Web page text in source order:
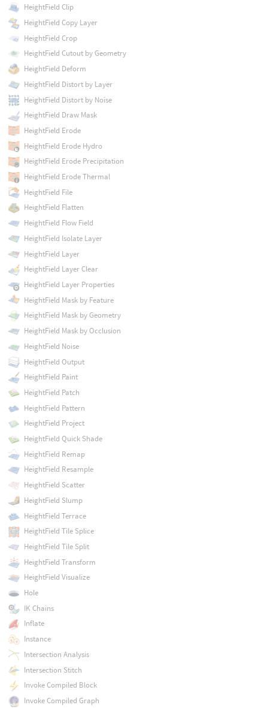
HeightField Clip
HeightField Copy Layer
HeightField Crop
HeightField Cutout by Geometry
HeightField Deform
HeightField Distort by Layer
HeightField Distort by Noise
HeightField Draw Mask
HeightField Erode
HeightField Erode Hydro
HeightField Erode Precipitation
HeightField Erode Thermal
HeightField File
HeightField Flatten
HeightField Flow Field
HeightField Isolate Layer
HeightField Layer
HeightField Layer Clear
HeightField Layer Properties
HeightField Mask by Feature
HeightField Mask by Geometry
HeightField Mask by Occlusion
HeightField Noise
HeightField Output
HeightField Paint
HeightField Patch
HeightField Pattern
HeightField Project
HeightField Quick Shade
HeightField Remap
HeightField Resample
HeightField Scatter
HeightField Slump
HeightField Terrace
HeightField Tile Splice
HeightField Tile Split
HeightField Transform
HeightField Visualize
Hole
IK Chains
Inflate
Instance
Intersection Analysis
Intersection Stitch
Invoke Compiled Block
Invoke Compiled Graph